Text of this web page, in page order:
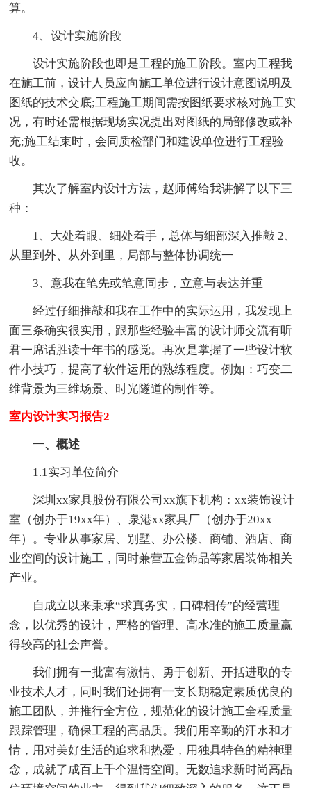
算。
4、设计实施阶段
设计实施阶段也即是工程的施工阶段。室内工程我
在施工前，设计人员应向施工单位进行设计意图说明及
图纸的技术交底;工程施工期间需按图纸要求核对施工实
况，有时还需根据现场实况提出对图纸的局部修改或补
充;施工结束时，会同质检部门和建设单位进行工程验
收。
其次了解室内设计方法，赵师傅给我讲解了以下三
种：
1、大处着眼、细处着手，总体与细部深入推敲 2、
从里到外、从外到里，局部与整体协调统一
3、意我在笔先或笔意同步，立意与表达并重
经过仔细推敲和我在工作中的实际运用，我发现上
面三条确实很实用，跟那些经验丰富的设计师交流有听
君一席话胜读十年书的感觉。再次是掌握了一些设计软
件小技巧，提高了软件运用的熟练程度。例如：巧变二
维背景为三维场景、时光隧道的制作等。
室内设计实习报告2
一、概述
1.1实习单位简介
深圳xx家具股份有限公司xx旗下机构：xx装饰设计
室（创办于19xx年）、泉港xx家具厂（创办于20xx
年）。专业从事家居、别墅、办公楼、商铺、酒店、商
业空间的设计施工，同时兼营五金饰品等家居装饰相关
产业。
自成立以来秉承“求真务实，口碑相传”的经营理
念，以优秀的设计，严格的管理、高水准的施工质量赢
得较高的社会声誉。
我们拥有一批富有激情、勇于创新、开括进取的专
业技术人才，同时我们还拥有一支长期稳定素质优良的
施工团队，并推行全方位，规范化的设计施工全程质量
跟踪管理，确保工程的高品质。我们用辛勤的汗水和才
情，用对美好生活的追求和热爱，用独具特色的精神理
念，成就了成百上千个温情空间。无数追求新时尚高品